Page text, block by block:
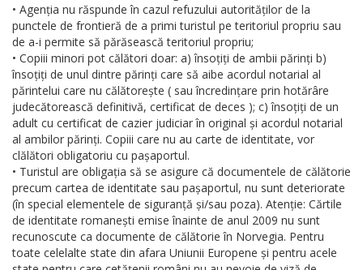
• Agenția nu răspunde în cazul refuzului autorităților de la
punctele de frontieră de a primi turistul pe teritoriul propriu sau
de a-i permite să părăsească teritoriul propriu;
• Copiii minori pot călători doar: a) însoțiți de ambii părinți b)
însoțiți de unul dintre părinți care să aibe acordul notarial al
părintelui care nu călătorește ( sau încredințare prin hotărâre
judecătorească definitivă, certificat de deces ); c) însoțiți de un
adult cu certificat de cazier judiciar în original și acordul notarial
al ambilor părinți. Copiii care nu au carte de identitate, vor
clălători obligatoriu cu pașaportul.
• Turistul are obligația să se asigure că documentele de călătorie
precum cartea de identitate sau pașaportul, nu sunt deteriorate
(în special elementele de siguranță și/sau poza). Atenție: Cărtile
de identitate romanești emise înainte de anul 2009 nu sunt
recunoscute ca documente de călătorie în Norvegia. Pentru
toate celelalte state din afara Uniunii Europene și pentru acele